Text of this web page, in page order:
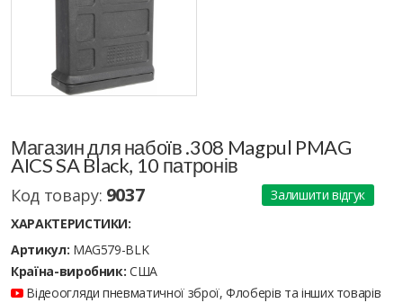
Магазин для набоїв .308 Magpul PMAG
AICS SA Black, 10 патронів
Код товару: 9037
Залишити відгук
ХАРАКТЕРИСТИКИ:
Артикул: MAG579-BLK
Країна-виробник: США
Відеоогляди пневматичної зброї, Флоберів та інших товарів